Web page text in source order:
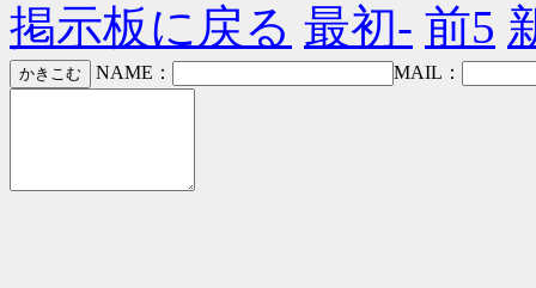
掲示板に戻る 最初- 前5
NAME： MAIL：